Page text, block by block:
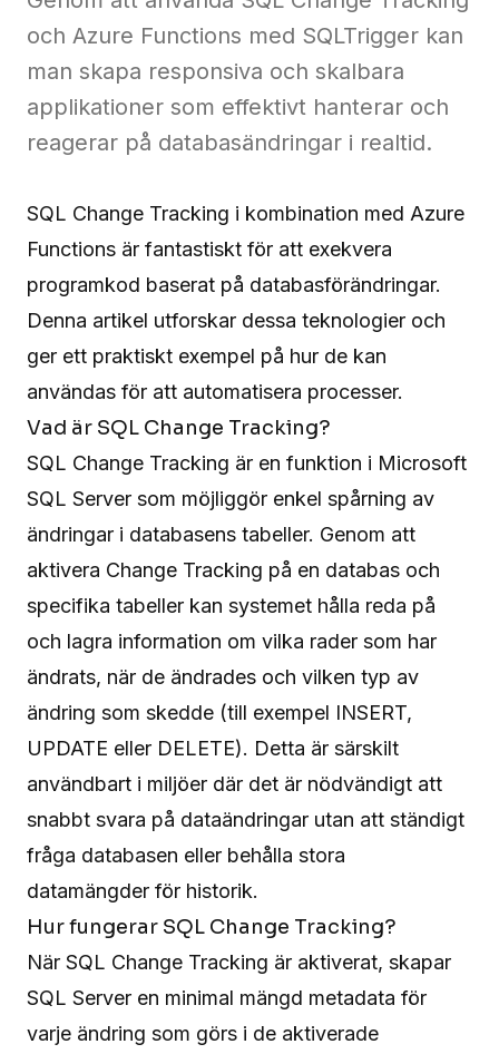
Contact
Contact
och Azure Functions med SQLTrigger kan
man skapa responsiva och skalbara
applikationer som effektivt hanterar och
reagerar på databasändringar i realtid.
SQL Change Tracking i kombination med Azure
Functions är fantastiskt för att exekvera
programkod baserat på databasförändringar.
Denna artikel utforskar dessa teknologier och
ger ett praktiskt exempel på hur de kan
användas för att automatisera processer.
Vad är SQL Change Tracking?
SQL Change Tracking är en funktion i Microsoft
SQL Server som möjliggör enkel spårning av
ändringar i databasens tabeller. Genom att
aktivera Change Tracking på en databas och
specifika tabeller kan systemet hålla reda på
och lagra information om vilka rader som har
ändrats, när de ändrades och vilken typ av
ändring som skedde (till exempel INSERT,
UPDATE eller DELETE). Detta är särskilt
användbart i miljöer där det är nödvändigt att
snabbt svara på dataändringar utan att ständigt
fråga databasen eller behålla stora
datamängder för historik.
Hur fungerar SQL Change Tracking?
När SQL Change Tracking är aktiverat, skapar
SQL Server en minimal mängd metadata för
varje ändring som görs i de aktiverade